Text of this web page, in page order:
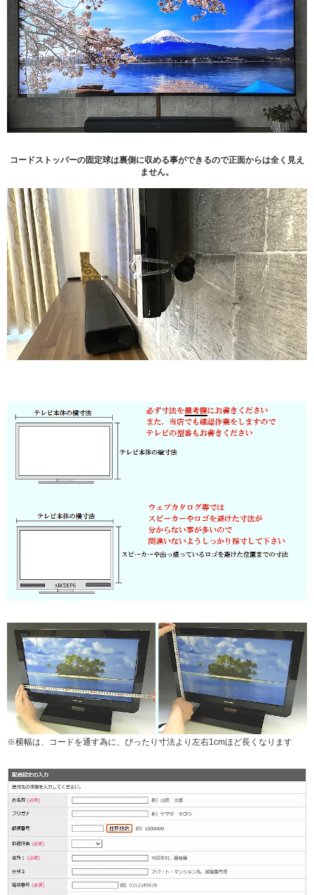
コードストッパーの固定球は裏側に収める事ができるので正面からは全く見え
ません。
※横幅は、コードを通す為に、ぴったり寸法より左右1cmほど長くなります